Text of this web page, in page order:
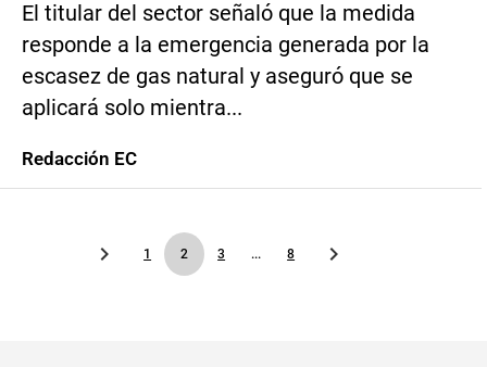
El titular del sector señaló que la medida
responde a la emergencia generada por la
escasez de gas natural y aseguró que se
aplicará solo mientra...
Redacción EC
1 2 3 ... 8